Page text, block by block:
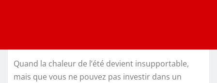
Quand la chaleur de l’été devient insupportable,
mais que vous ne pouvez pas investir dans un